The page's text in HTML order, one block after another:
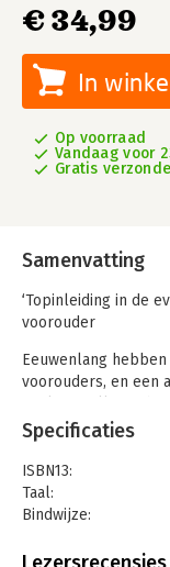
€ 34,99
In
Op voorraad
Vandaag voor
Gratis
Samenvatting
‘Topinleiding in de
voorouder
Eeuwenlang
voorouders, en een
en gespeculeerd
Maar wat als er
In Het DNA van het
hoe met dna de
kan worden. In de
lezen als een
Specificaties
ISBN13:
Taal:
Bindwijze:
Uitgever: